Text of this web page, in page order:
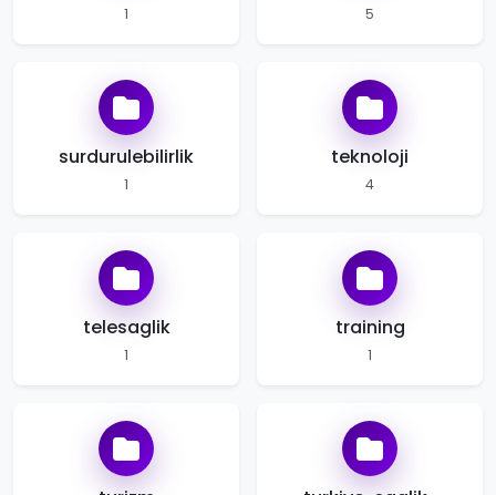
1 5
surdurulebilirlik
1
teknoloji
4
telesaglik
1
training
1